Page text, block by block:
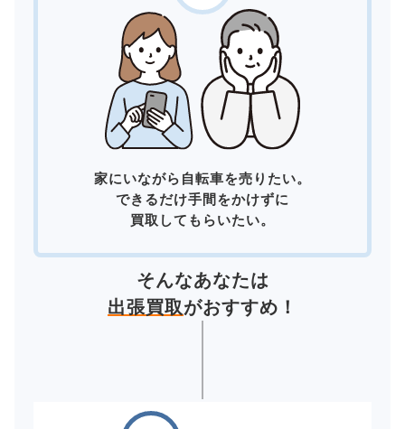
家にいながら自転車を売りたい。
できるだけ手間をかけずに
買取してもらいたい。
そんなあなたは
出張買取がおすすめ！